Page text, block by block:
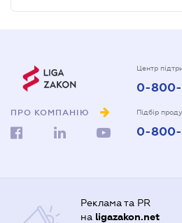
ПРО КОМПАНІЮ
Центр
0-800-
Підбір
0-800-
Реклама та PR
на ligazakon.net